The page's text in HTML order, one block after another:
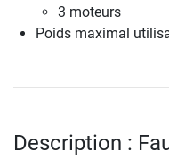
3 moteurs
Poids maximal
Description :